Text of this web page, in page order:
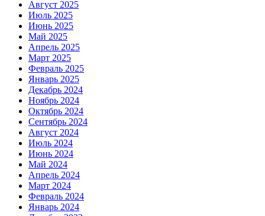
Август 2025
Июль 2025
Июнь 2025
Май 2025
Апрель 2025
Март 2025
Февраль 2025
Январь 2025
Декабрь 2024
Ноябрь 2024
Октябрь 2024
Сентябрь 2024
Август 2024
Июль 2024
Июнь 2024
Май 2024
Апрель 2024
Март 2024
Февраль 2024
Январь 2024